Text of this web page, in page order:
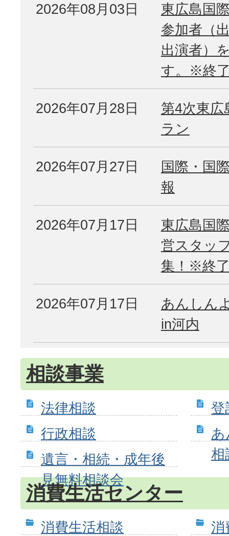
2026年08月03日
東広島国
参加者（
出演者）
す。※終
2026年07月28日
第4次東広
ラン
2026年07月27日
国際・国
報
2026年07月17日
東広島国
営スタッ
集！※終
2026年07月17日
あんしん
in河内
相談事業
法律相談
登
行政相談
あ
相
遺言・相続・成年後
見無料相談会
消費生活センター
消費生活相談 消